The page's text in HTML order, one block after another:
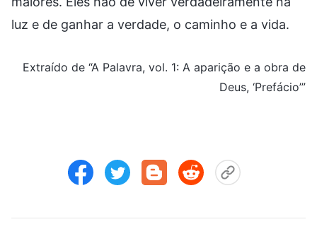
luz e de ganhar a verdade, o caminho e a vida.
Extraído de “A Palavra, vol. 1: A aparição e a obra de
Deus, ‘Prefácio’”